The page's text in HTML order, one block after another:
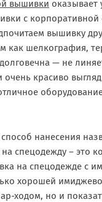
вышивки оказывает
с корпоративной
вышивку
как шелкография,
— не
очень красиво
нанесения
спецодежду – это
на спецодежде с
хорошей
ходом, но и